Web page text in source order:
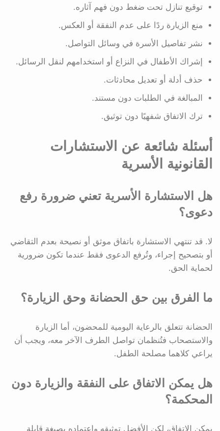
توقيع تنازل تحت ضغط دون فهم آثاره.
منع الزيارة ردًا على عدم النفقة أو العكس.
نشر تفاصيل الأسرة في وسائل التواصل.
إشراك الأطفال في النزاع أو استخدامهم لنقل الرسائل.
حذف أدلة أو تعديل محادثات.
المبالغة في الطلبات دون مستند.
ترك الاتفاق شفهيًا دون توثيق.
أسئلة شائعة عن الاستشارات
القانونية الأسرية
هل الاستشارة الأسرية تعني ضرورة رفع
دعوى؟
لا. قد تنتهي الاستشارة باتفاق موثق أو نصيحة بعدم التقاضي
أو بتصحيح إجراء، وتُرفع الدعوى فقط عندما تكون ضرورية
لحماية الحق.
ما الفرق بين حق الحضانة وحق الزيارة؟
الحضانة تتعلق بالرعاية اليومية للمحضون، أما الزيارة
والاستصحاب فتُنظمان تواصل الطرف الآخر معه، ويجب أن
يراعي كلاهما مصلحة الطفل.
هل يمكن الاتفاق على النفقة والزيارة دون
المحكمة؟
يمكن الاتفاق، لكن الأفضل توثيقه واعتماده بصيغة قابلة